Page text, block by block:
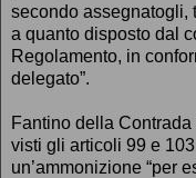
secondo assegnatogli,
a quanto disposto dal
Regolamento, in
delegato”.
Fantino della
visti gli articoli 99 e
un’ammonizione “per